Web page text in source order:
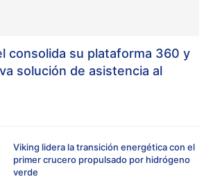
consolida su plataforma 360 y
solución de asistencia al
Viking lidera la transición energética con el
primer crucero propulsado por hidrógeno
verde